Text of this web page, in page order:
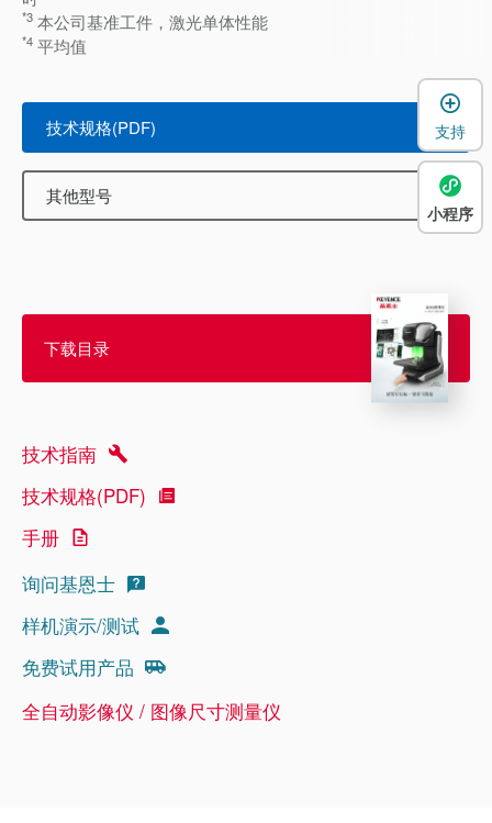
*3 本公司基准工件，激光单体性能
*4 平均值
技术规格(PDF)
其他型号
下载目录
技术指南
技术规格(PDF)
手册
询问基恩士
样机演示/测试
免费试用产品
全自动影像仪 / 图像尺寸测量仪
支持
小程序